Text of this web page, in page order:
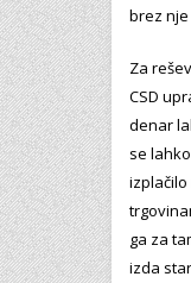
brez
Za
CSD
denar
se
ga za
izda